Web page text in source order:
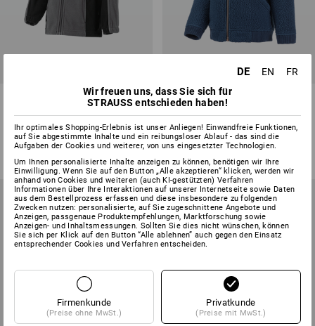
Kinder Microfleece Jacke
3 Farben
ab 17,73 €
(m. MwSt.) ab 3 Stück
Faserpelz Jacke e.s.vintage,
Kinder
3 Farben
ab 26,06 €
(m. MwSt.) ab 3 Stück
DE EN
FR
Wir freuen uns, dass Sie sich für
STRAUSS entschieden haben!
Ihr optimales Shopping-Erlebnis ist unser Anliegen! Einwandfreie Funktionen,
auf Sie abgestimmte Inhalte und ein reibungsloser Ablauf - das sind die
Aufgaben der Cookies und weiterer, von uns eingesetzter Technologien.
Um Ihnen personalisierte Inhalte anzeigen zu können, benötigen wir Ihre
Einwilligung. Wenn Sie auf den Button „Alle akzeptieren“ klicken, werden wir
anhand von Cookies und weiteren (auch KI-gestützten) Verfahren
Informationen über Ihre Interaktionen auf unserer Internetseite sowie Daten
aus dem Bestellprozess erfassen und diese insbesondere zu folgenden
Zwecken nutzen: personalisierte, auf Sie zugeschnittene Angebote und
Anzeigen, passgenaue Produktempfehlungen, Marktforschung sowie
Anzeigen- und Inhaltsmessungen. Sollten Sie dies nicht wünschen, können
Sie sich per Klick auf den Button “Alle ablehnen” auch gegen den Einsatz
entsprechender Cookies und Verfahren entscheiden.
Firmenkunde
(Preise ohne MwSt.)
Privatkunde
(Preise mit MwSt.)